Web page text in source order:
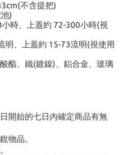
不含提把)
)
時、上蓋約 72-300小時(視
明、上蓋約 15-73流明(視使用
酯、鐵(鍍鎳)、鋁合金、玻璃
開始的七日內確定商品有無
物品。
。